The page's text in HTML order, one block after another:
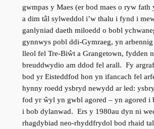
gwmpas y Maes (er bod maes o ryw
a dim tâl sylweddol i’w thalu i fynd i
ganlyniad daeth miloedd o bobl
gynnwys pobl ddi-Gymraeg, yn arbennig
lleol fel Tre-Biŵt a Grangetown, fydden
breuddwydio am ddod fel arall. Fy
bod yr Eisteddfod hon yn ifancach fel
hynny roedd ysbryd newydd ar led:
fod yr ŵyl yn gwbl agored – yn agored i
i bob dylanwad. Ers y 1980au dyn ni
rhagdybiad neo-rhyddfrydol bod rhaid